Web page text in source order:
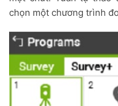
chọn một chương trình